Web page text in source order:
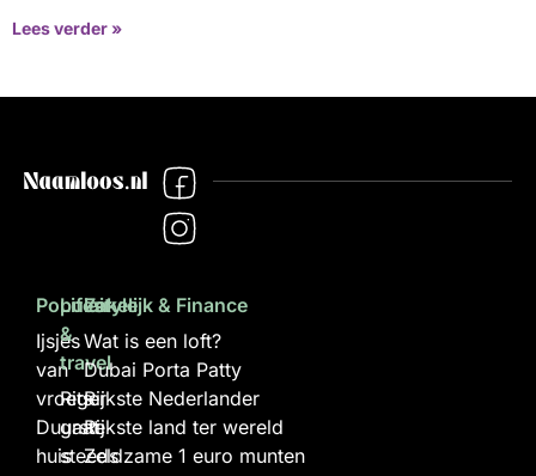
Lees verder »
Populair
Ijsjes
van
vroeger
Duurste
huis
Lifestyle
&
travel
Rits
gaat
steeds
Zakelijk & Finance
Wat is een loft?
Dubai Porta Patty
Rijkste Nederlander
Rijkste land ter wereld
Zeldzame 1 euro munten